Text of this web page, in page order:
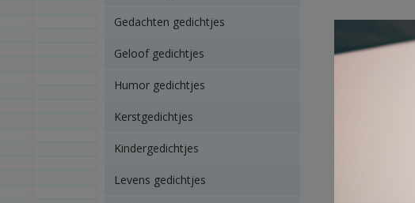
Gedachten gedichtjes
Geloof gedichtjes
Humor gedichtjes
Kerstgedichtjes
Kindergedichtjes
Levens gedichtjes